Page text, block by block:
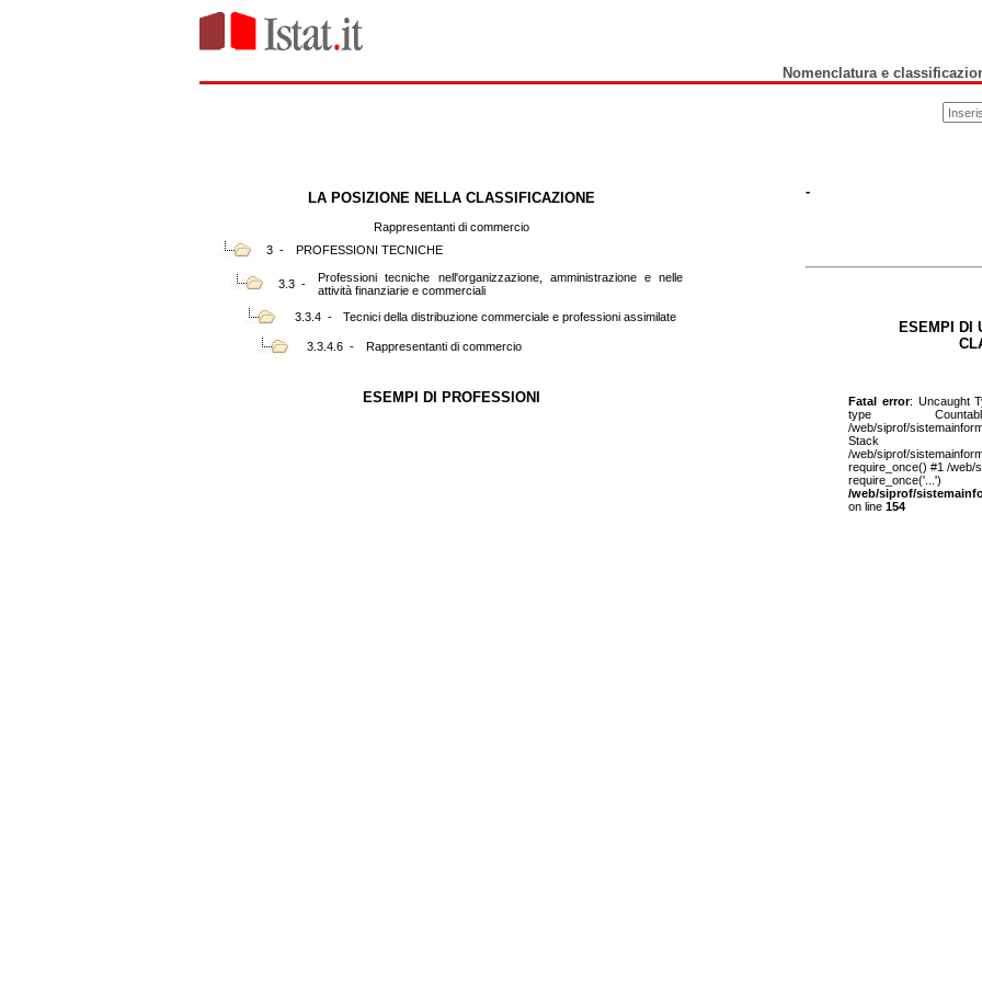
Nomenclatura e
LA POSIZIONE NELLA CLASSIFICAZIONE
Rappresentanti di commercio
3 -
PROFESSIONI TECNICHE
3.3 -
Professioni tecniche nell'organizzazione, amministrazione e nelle
attività finanziarie e commerciali
3.3.4 -
Tecnici della distribuzione commerciale e professioni assimilate
3.3.4.6 - Rappresentanti di commercio
ESEMPI DI PROFESSIONI
-
ESEMPI DI
Fatal error: Uncaught
type
/web/siprof/
/web/siprof/
require_once() #1 /web/
/web/siprof/
on line 154